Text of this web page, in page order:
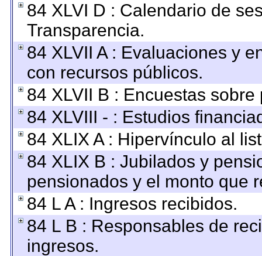
84 XLVI D : Calendario de
Transparencia.
84 XLVII A : Evaluaciones y
con recursos públicos.
84 XLVII B : Encuestas sobre
84 XLVIII - : Estudios
84 XLIX A : Hipervínculo al
84 XLIX B : Jubilados y
pensionados y el monto que
84 L A : Ingresos recibidos.
84 L B : Responsables de
ingresos.